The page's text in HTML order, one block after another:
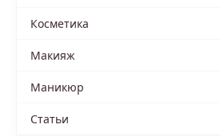
Косметика
Макияж
Маникюр
Статьи